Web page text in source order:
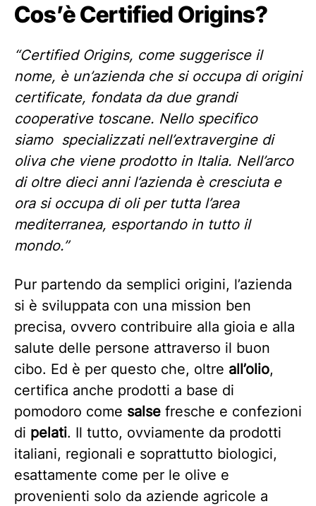
Cos’è Certified Origins?
“Certified Origins, come suggerisce il
nome, è un’azienda che si occupa di origini
certificate, fondata da due grandi
cooperative toscane. Nello specifico
siamo specializzati nell’extravergine di
oliva che viene prodotto in Italia. Nell’arco
di oltre dieci anni l’azienda è cresciuta e
ora si occupa di oli per tutta l’area
mediterranea, esportando in tutto il
mondo.”
Pur partendo da semplici origini, l’azienda
si è sviluppata con una mission ben
precisa, ovvero contribuire alla gioia e alla
salute delle persone attraverso il buon
cibo. Ed è per questo che, oltre all’olio,
certifica anche prodotti a base di
pomodoro come salse fresche e confezioni
di pelati. Il tutto, ovviamente da prodotti
italiani, regionali e soprattutto biologici,
esattamente come per le olive e
provenienti solo da aziende agricole a